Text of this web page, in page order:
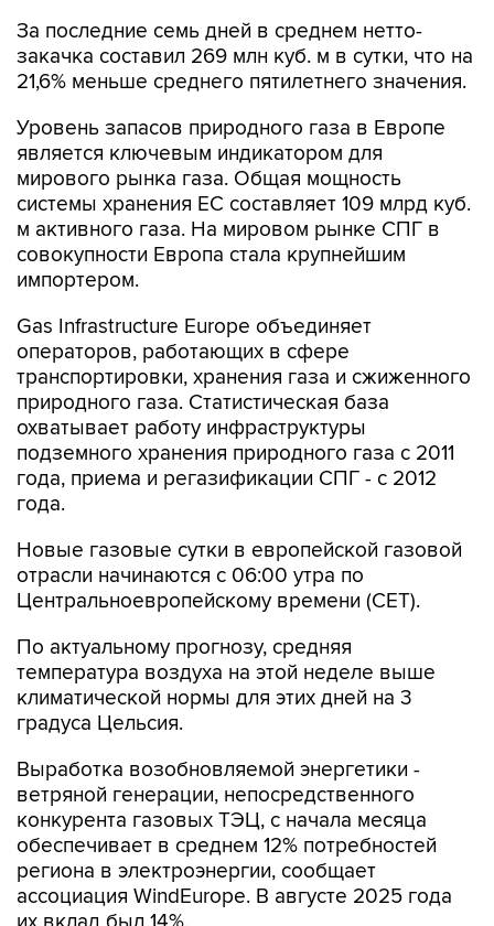
За последние семь дней в среднем нетто-
закачка составил 269 млн куб. м в сутки, что на
21,6% меньше среднего пятилетнего значения.
Уровень запасов природного газа в Европе
является ключевым индикатором для
мирового рынка газа. Общая мощность
системы хранения ЕС составляет 109 млрд куб.
м активного газа. На мировом рынке СПГ в
совокупности Европа стала крупнейшим
импортером.
Gas Infrastructure Europe объединяет
операторов, работающих в сфере
транспортировки, хранения газа и сжиженного
природного газа. Статистическая база
охватывает работу инфраструктуры
подземного хранения природного газа с 2011
года, приема и регазификации СПГ - с 2012
года.
Новые газовые сутки в европейской газовой
отрасли начинаются c 06:00 утра по
Центральноевропейскому времени (CET).
По актуальному прогнозу, средняя
температура воздуха на этой неделе выше
климатической нормы для этих дней на 3
градуса Цельсия.
Выработка возобновляемой энергетики -
ветряной генерации, непосредственного
конкурента газовых ТЭЦ, с начала месяца
обеспечивает в среднем 12% потребностей
региона в электроэнергии, сообщает
ассоциация WindEurope. В августе 2025 года